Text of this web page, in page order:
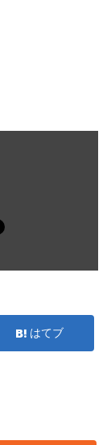
はてブ